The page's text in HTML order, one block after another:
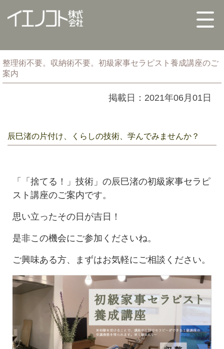
整理術不要。収納術不要。初級家事セラピスト養成講座のご
案内
掲載日：2021年06月01日
辰巳渚の片付け、くらしの技術、学んでみませんか？
「「捨てる！」技術」の辰巳渚の初級家事セラピ
スト講座のご案内です。
思い立ったその日が吉日！
是非この機会にご参加くださいね。
ご興味ある方、まずはお気軽にご相談ください。